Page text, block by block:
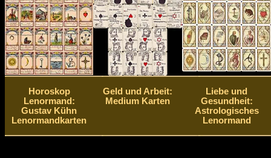
Horoskop
Lenormand:
Gustav Kühn
Lenormandkarten
Geld und Arbeit:
Medium Karten
Liebe und
Gesundheit:
Astrologisches
Lenormand